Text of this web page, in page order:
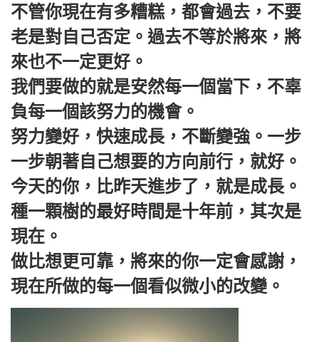
不管你現在有多糟糕，都會過去，不要
老是對自己否定。過去不等於將來，將
來也不一定更好。
我們要做的就是安然每一個當下，不辜
負每一個該努力的機會。
努力變好，快速成長，不斷變強。一步
一步朝著自己想要的方向前行，就好。
今天的你，比昨天進步了，就是成長。
種一顆樹的最好時間是十年前，其次是
現在。
做比想更可靠，將來的你一定會感謝，
現在所做的每一個看似微小的改變。